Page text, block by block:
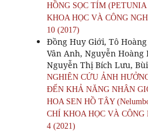
HỒNG SỌC TÍM
KHOA HỌC VÀ CÔNG
10 (2017)
Đồng Huy Giới, Tô
Vân Anh, Nguyễn Hoàng
Nguyễn Thị Bích Lưu,
NGHIÊN CỨU ẢNH
ĐẾN KHẢ NĂNG NHÂN
HOA SEN HỒ TÂY
CHÍ KHOA HỌC VÀ
4 (2021)